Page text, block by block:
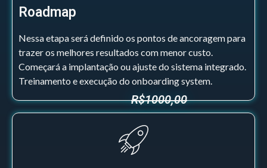
Roadmap
Nessa etapa será definido os pontos de ancoragem para
trazer os melhores resultados com menor custo.
Começará a implantação ou ajuste do sistema integrado.
Treinamento e execução do onboarding system.
R$1000,00